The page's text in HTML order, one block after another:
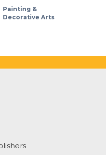
Painting &
Decorative Arts